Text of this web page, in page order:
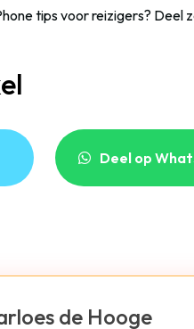
tips voor reizigers? Deel
Deel op
de Hooge